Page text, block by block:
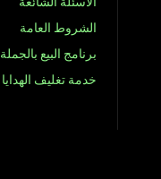
الشروط العامة
برنامج البيع بالجملة
خدمة تغليف الهدايا